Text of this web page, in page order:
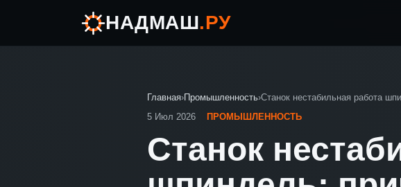
НАДМАШ.РУ
Главная›Промышленность›Станок нестабильная работа
5 Июл 2026
ПРОМЫШЛЕННОСТЬ
Станок